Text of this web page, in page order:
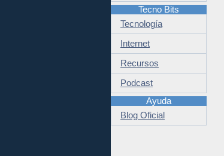
Tecno Bits
Tecnología
Internet
Recursos
Podcast
Ayuda
Blog Oficial